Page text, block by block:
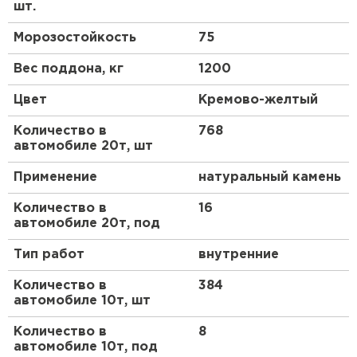
для профессионалов, так и для любителей.
Преимущества
Этот материал выделяется на рынке благодаря
ряду ключевых достоинств, которые делают его
предпочтительным выбором для различных
строительных задач.
Высокая прочность и долговечность
Состав обеспечивает надежное сцепление
элементов кладки, выдерживая значительные
нагрузки и сохраняя целостность конструкции на
протяжении многих лет. Устойчивость к морозам и
влаге предотвращает растрескивание и
переменным климатом.
Эстетическая привлекательность
Кремово-желтый цвет добавляет теплоты и уюта
шт.
Морозостойкость 75
Вес поддона, кг 1200
Цвет Кремово-желтый
Количество в
автомобиле 20т, шт
768
Применение натуральный камень
Количество в
автомобиле 20т, под
16
Тип работ внутренние
Количество в
автомобиле 10т, шт
384
Количество в
автомобиле 10т, под
8